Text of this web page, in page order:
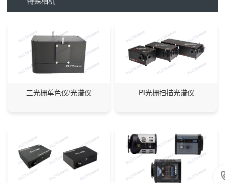
三光栅单色仪/光谱仪 PI光栅扫描光谱仪